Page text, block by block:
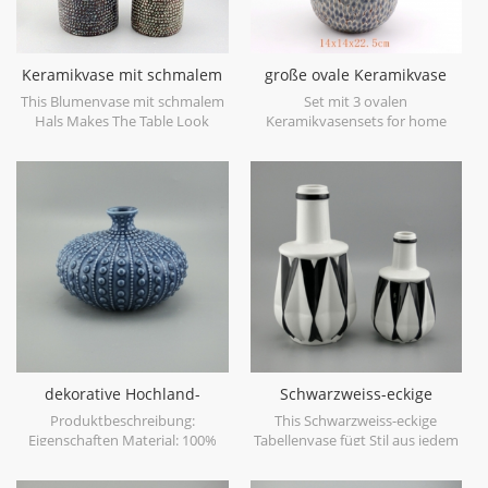
Keramikvase mit schmalem
Hals
This Blumenvase mit schmalem
Hals Makes The Table Look
große ovale Keramikvase
blau antik
Set mit 3 ovalen
Keramikvasensets for home
dekorative Hochland-
Tischvase
Produktbeschreibung:
Eigenschaften Material: 100%
handgemacht Vorteil: 1)
Schwarzweiss-eckige
Tabellenvase
This Schwarzweiss-eckige
Tabellenvase fügt Stil aus jedem
verleihen jedem Ambiente ein